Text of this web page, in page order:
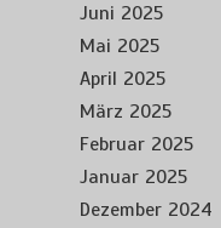
Juni 2025
Mai 2025
April 2025
März 2025
Februar 2025
Januar 2025
Dezember 2024